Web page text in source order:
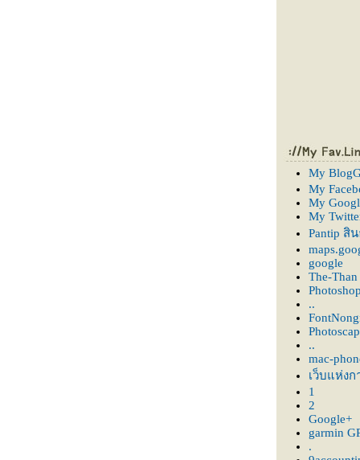
My
My
My
My
Pantip สิ
google
The-Than
..
..
mac-
เว็บแห่ง
1
2
Google+
garmin
.